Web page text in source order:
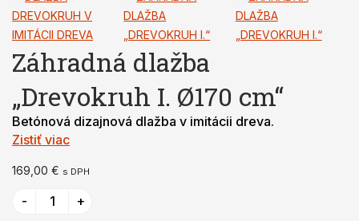
NOVINKY
RIEŠENIA NA MIERU
BLOG
KONTAKT
Záhradná dlažba
„Drevokruh I. Ø170 cm“
Betónová dizajnová dlažba v imitácii dreva.
Zistiť viac
169,00 € s DPH